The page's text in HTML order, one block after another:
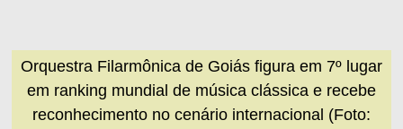
Orquestra Filarmônica de Goiás figura em 7º lugar
em ranking mundial de música clássica e recebe
reconhecimento no cenário internacional (Foto: